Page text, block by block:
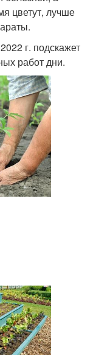
цветут, лучше
г. подскажет
работ дни.